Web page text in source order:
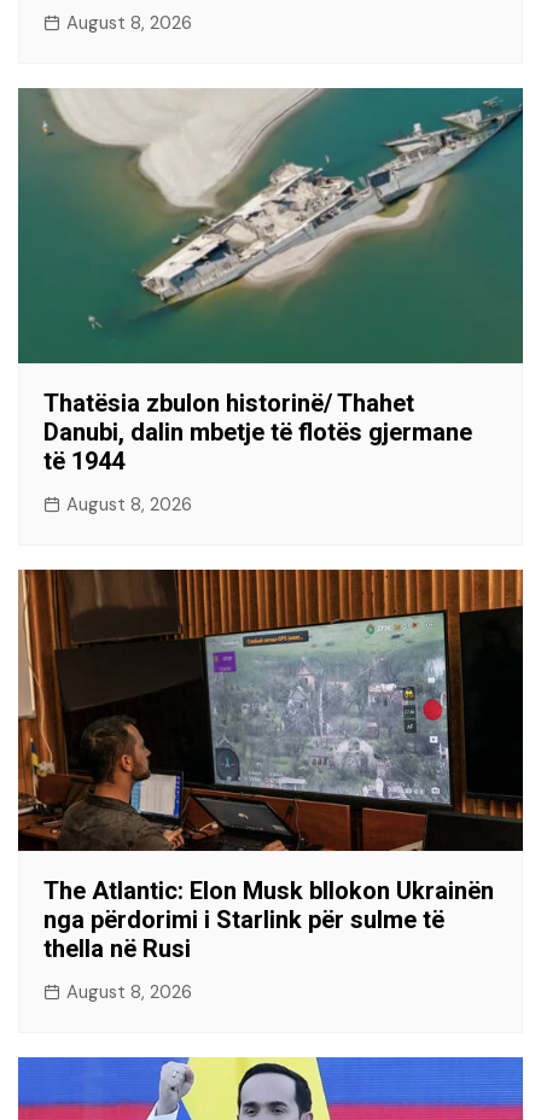
August 8, 2026
Thatësia zbulon historinë/ Thahet
Danubi, dalin mbetje të flotës gjermane
të 1944
August 8, 2026
The Atlantic: Elon Musk bllokon Ukrainën
nga përdorimi i Starlink për sulme të
thella në Rusi
August 8, 2026